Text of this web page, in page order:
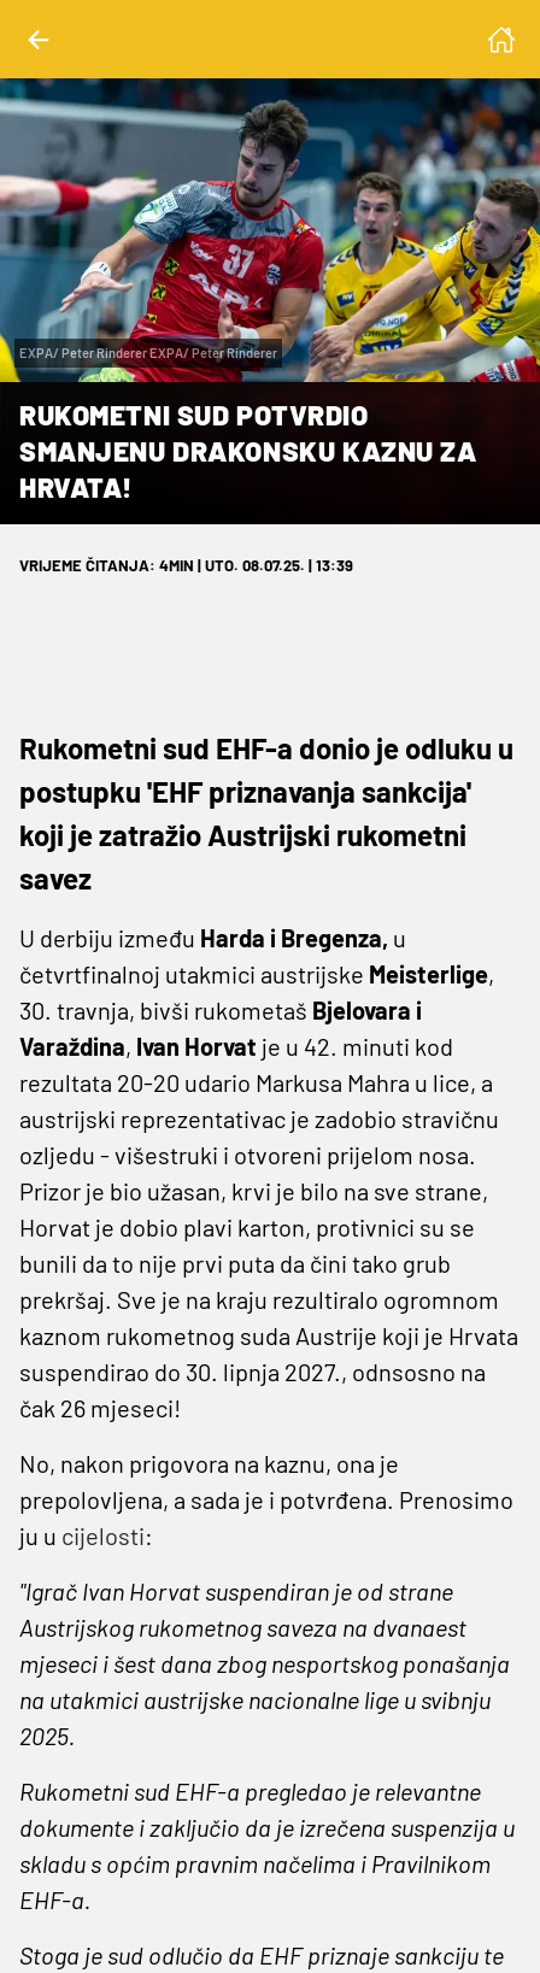
EXPA/ Peter Rinderer EXPA/ Peter Rinderer
RUKOMETNI SUD POTVRDIO
SMANJENU DRAKONSKU KAZNU ZA
HRVATA!
VRIJEME ČITANJA: 4MIN | UTO. 08.07.25. | 13:39
Rukometni sud EHF-a donio je odluku u
postupku 'EHF priznavanja sankcija'
koji je zatražio Austrijski rukometni
savez
U derbiju između Harda i Bregenza, u
četvrtfinalnoj utakmici austrijske Meisterlige,
30. travnja, bivši rukometaš Bjelovara i
Varaždina, Ivan Horvat je u 42. minuti kod
rezultata 20-20 udario Markusa Mahra u lice, a
austrijski reprezentativac je zadobio stravičnu
ozljedu - višestruki i otvoreni prijelom nosa.
Prizor je bio užasan, krvi je bilo na sve strane,
Horvat je dobio plavi karton, protivnici su se
bunili da to nije prvi puta da čini tako grub
prekršaj. Sve je na kraju rezultiralo ogromnom
kaznom rukometnog suda Austrije koji je Hrvata
suspendirao do 30. lipnja 2027., odnsosno na
čak 26 mjeseci!
No, nakon prigovora na kaznu, ona je
prepolovljena, a sada je i potvrđena. Prenosimo
ju u cijelosti:
"Igrač Ivan Horvat suspendiran je od strane
Austrijskog rukometnog saveza na dvanaest
mjeseci i šest dana zbog nesportskog ponašanja
na utakmici austrijske nacionalne lige u svibnju
2025.
Rukometni sud EHF-a pregledao je relevantne
dokumente i zaključio da je izrečena suspenzija u
skladu s općim pravnim načelima i Pravilnikom
EHF-a.
Stoga je sud odlučio da EHF priznaje sankciju te